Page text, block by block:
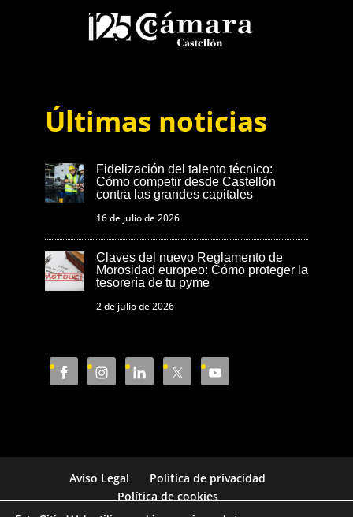
Últimas noticias
Fidelización del talento técnico:
Cómo competir desde Castellón
contra las grandes capitales
16 de julio de 2026
Claves del nuevo Reglamento de
Morosidad europeo: Cómo proteger la
tesorería de tu pyme
2 de julio de 2026
Aviso Legal
Política de privacidad
Política de cookies